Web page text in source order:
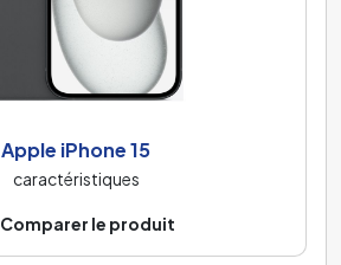
Apple iPhone 15
caractéristiques
Comparer le produit